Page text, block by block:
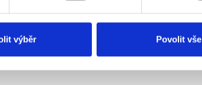
výběr Povolit vše